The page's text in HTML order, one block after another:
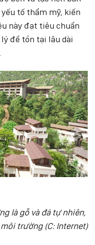
tố thẩm mỹ, kiến
này đạt tiêu chuẩn
để tồn tại lâu dài
là gỗ và đá tự nhiên,
trường (C: Internet)